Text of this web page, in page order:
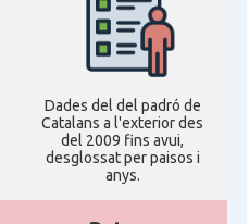
Dades del del padró de
Catalans a l'exterior des
del 2009 fins avui,
desglossat per paisos i
anys.